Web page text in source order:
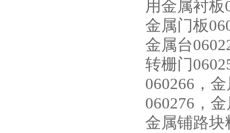
用金属衬板
金属门板
金属台
转栅门
060266，
060276，
金属铺路块